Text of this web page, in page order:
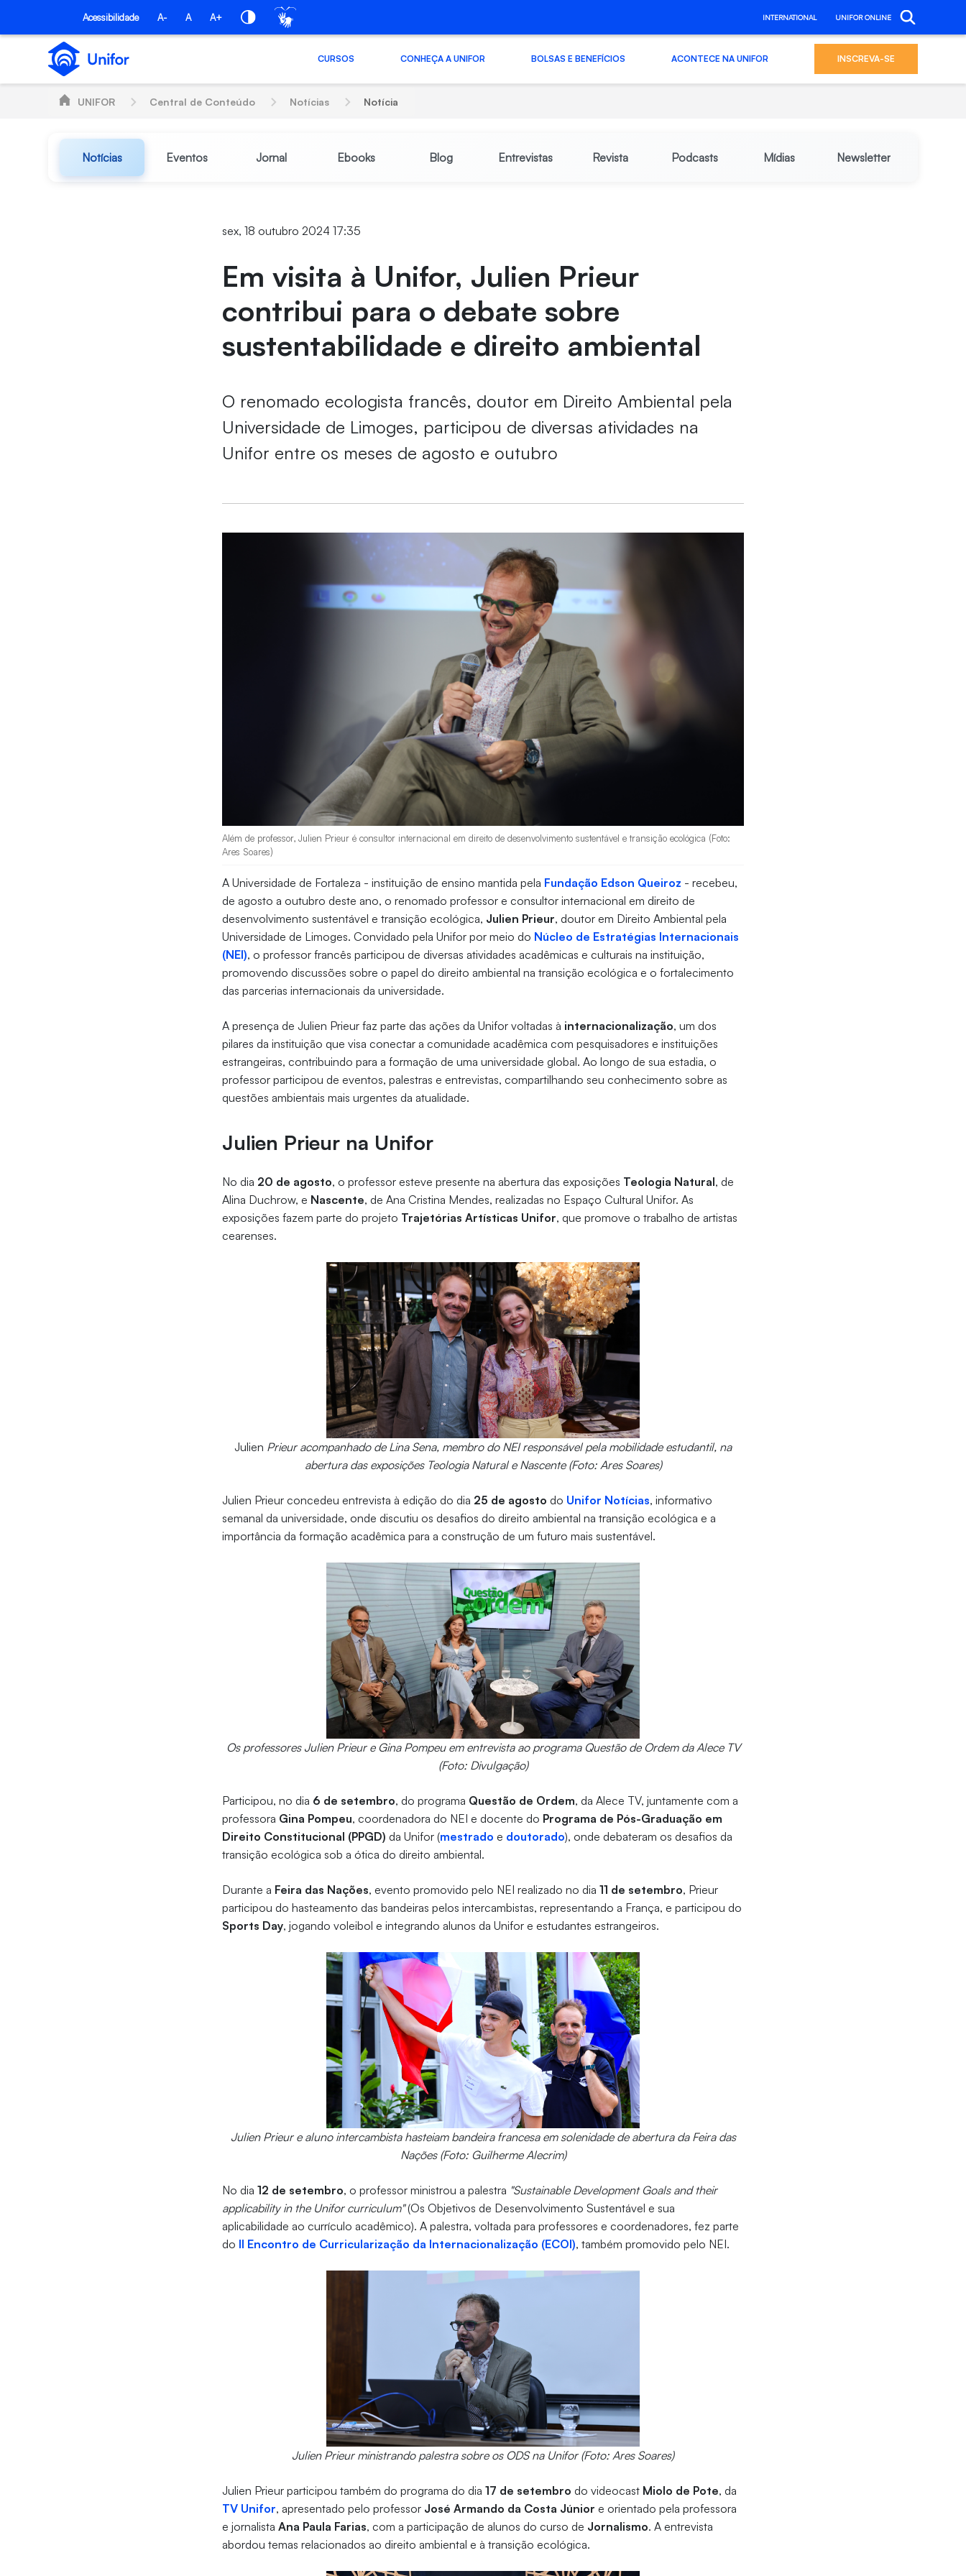
Pular para o Conteúdo principal
Acessibilidade A- A A+ INTERNATIONAL UNIFOR ONLINE
CURSOS CONHEÇA A UNIFOR BOLSAS E BENEFÍCIOS ACONTECE NA UNIFOR INSCREVA-SE
UNIFOR Central de Conteúdo Notícias Notícia
Notícias Eventos Jornal Ebooks Blog Entrevistas Revista Podcasts Mídias Newsletter
sex, 18 outubro 2024 17:35
Em visita à Unifor, Julien Prieur
contribui para o debate sobre
sustentabilidade e direito ambiental
O renomado ecologista francês, doutor em Direito Ambiental pela
Universidade de Limoges, participou de diversas atividades na
Unifor entre os meses de agosto e outubro
Além de professor, Julien Prieur é consultor internacional em direito de desenvolvimento sustentável e transição ecológica (Foto:
Ares Soares)
A Universidade de Fortaleza - instituição de ensino mantida pela Fundação Edson Queiroz - recebeu,
de agosto a outubro deste ano, o renomado professor e consultor internacional em direito de
desenvolvimento sustentável e transição ecológica, Julien Prieur, doutor em Direito Ambiental pela
Universidade de Limoges. Convidado pela Unifor por meio do Núcleo de Estratégias Internacionais
(NEI), o professor francês participou de diversas atividades acadêmicas e culturais na instituição,
promovendo discussões sobre o papel do direito ambiental na transição ecológica e o fortalecimento
das parcerias internacionais da universidade.
A presença de Julien Prieur faz parte das ações da Unifor voltadas à internacionalização, um dos
pilares da instituição que visa conectar a comunidade acadêmica com pesquisadores e instituições
estrangeiras, contribuindo para a formação de uma universidade global. Ao longo de sua estadia, o
professor participou de eventos, palestras e entrevistas, compartilhando seu conhecimento sobre as
questões ambientais mais urgentes da atualidade.
Julien Prieur na Unifor
No dia 20 de agosto, o professor esteve presente na abertura das exposições Teologia Natural, de
Alina Duchrow, e Nascente, de Ana Cristina Mendes, realizadas no Espaço Cultural Unifor. As
exposições fazem parte do projeto Trajetórias Artísticas Unifor, que promove o trabalho de artistas
cearenses.
Julien Prieur acompanhado de Lina Sena, membro do NEI responsável pela mobilidade estudantil, na
abertura das exposições Teologia Natural e Nascente (Foto: Ares Soares)
Julien Prieur concedeu entrevista à edição do dia 25 de agosto do Unifor Notícias, informativo
semanal da universidade, onde discutiu os desafios do direito ambiental na transição ecológica e a
importância da formação acadêmica para a construção de um futuro mais sustentável.
Os professores Julien Prieur e Gina Pompeu em entrevista ao programa Questão de Ordem da Alece TV
(Foto: Divulgação)
Participou, no dia 6 de setembro, do programa Questão de Ordem, da Alece TV, juntamente com a
professora Gina Pompeu, coordenadora do NEI e docente do Programa de Pós-Graduação em
Direito Constitucional (PPGD) da Unifor (mestradoe doutorado), onde debateram os desafios da
transição ecológica sob a ótica do direito ambiental.
Durante a Feira das Nações, evento promovido pelo NEI realizado no dia11 de setembro, Prieur
participou do hasteamento das bandeiras pelos intercambistas, representando a França, e participou do
Sports Day, jogando voleibol e integrando alunos da Unifor e estudantes estrangeiros.
Julien Prieur e aluno intercambista hasteiam bandeira francesa em solenidade de abertura da Feira das
Nações (Foto: Guilherme Alecrim)
No dia12 de setembro, o professor ministrou a palestra "Sustainable Development Goals and their
applicability in the Unifor curriculum"(Os Objetivos de Desenvolvimento Sustentável e sua
aplicabilidade ao currículo acadêmico). A palestra, voltada para professores e coordenadores, fez parte
do II Encontro de Curricularização da Internacionalização (ECOI), também promovido pelo NEI.
Julien Prieur ministrando palestra sobre os ODS na Unifor (Foto: Ares Soares)
Julien Prieur participou também do programa do dia17 de setembro do videocast Miolo de Pote, da
TV Unifor, apresentado pelo professor José Armando da Costa Júnior e orientado pela professora
e jornalistaAna Paula Farias, com a participação de alunos do curso de Jornalismo. A entrevista
abordou temas relacionados ao direito ambiental e à transição ecológica.